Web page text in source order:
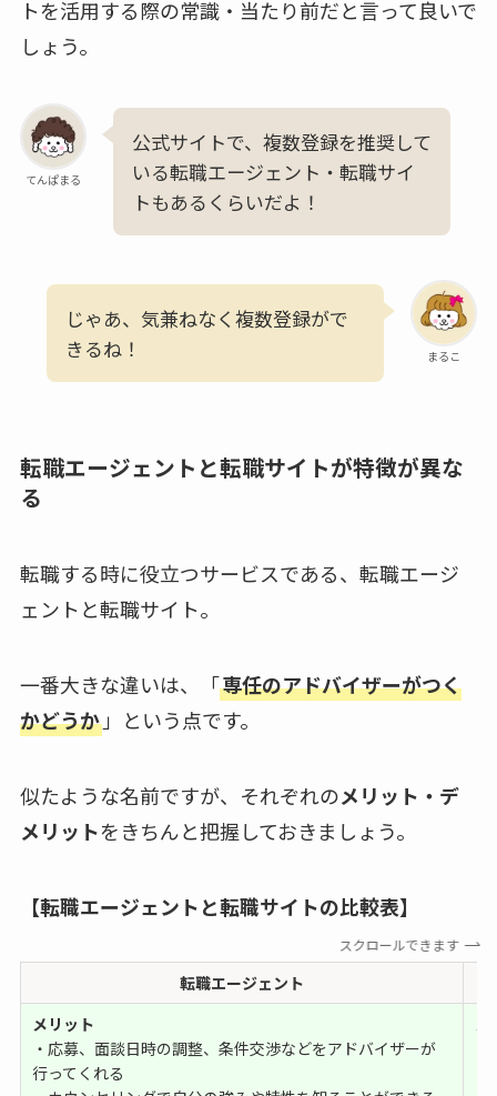
トを活用する際の常識・当たり前だと言って良いで
しょう。
てんぱまる
公式サイトで、複数登録を推奨して
いる転職エージェント・転職サイ
トもあるくらいだよ！
まるこ
じゃあ、気兼ねなく複数登録がで
きるね！
転職エージェントと転職サイトが特徴が異な
る
転職する時に役立つサービスである、転職エージ
ェントと転職サイト。
一番大きな違いは、「専任のアドバイザーがつく
かどうか」という点です。
似たような名前ですが、それぞれのメリット・デ
メリットをきちんと把握しておきましょう。
【転職エージェントと転職サイトの比較表】
スクロールできます
転職エージェント
メリット
・応募、面談日時の調整、条件交渉などをアドバイザーが
行ってくれる